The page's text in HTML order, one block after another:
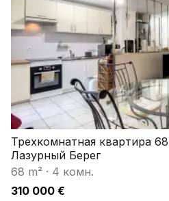
Трехкомнатная квартира
Лазурный Берег
68 m² · 4 комн.
310 000 €